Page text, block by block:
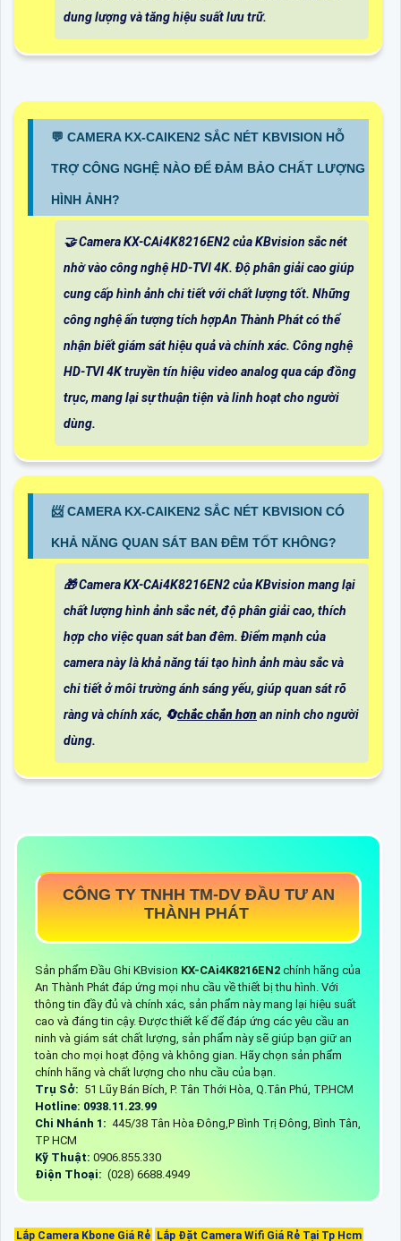
dung lượng và tăng hiệu suất lưu trữ.
️💬 CAMERA KX-CAIKEN2 SẮC NÉT KBVISION HỖ
TRỢ CÔNG NGHỆ NÀO ĐỂ ĐẢM BẢO CHẤT LƯỢNG
HÌNH ẢNH?
🤝 Camera KX-CAi4K8216EN2 của KBvision sắc nét
nhờ vào công nghệ HD-TVI 4K. Độ phân giải cao giúp
cung cấp hình ảnh chi tiết với chất lượng tốt. Những
công nghệ ấn tượng tích hợpAn Thành Phát có thể
nhận biết giám sát hiệu quả và chính xác. Công nghệ
HD-TVI 4K truyền tín hiệu video analog qua cáp đồng
trục, mang lại sự thuận tiện và linh hoạt cho người
dùng.
📨 CAMERA KX-CAIKEN2 SẮC NÉT KBVISION CÓ
KHẢ NĂNG QUAN SÁT BAN ĐÊM TỐT KHÔNG?
🎁 Camera KX-CAi4K8216EN2 của KBvision mang lại
chất lượng hình ảnh sắc nét, độ phân giải cao, thích
hợp cho việc quan sát ban đêm. Điểm mạnh của
camera này là khả năng tái tạo hình ảnh màu sắc và
chi tiết ở môi trường ánh sáng yếu, giúp quan sát rõ
ràng và chính xác, 🔄chắc chắn hơn an ninh cho người
dùng.
CÔNG TY TNHH TM-DV ĐẦU TƯ AN
THÀNH PHÁT
Sản phẩm Đầu Ghi KBvision KX-CAi4K8216EN2 chính hãng của
An Thành Phát đáp ứng mọi nhu cầu về thiết bị thu hình. Với
thông tin đầy đủ và chính xác, sản phẩm này mang lại hiệu suất
cao và đáng tin cậy. Được thiết kế để đáp ứng các yêu cầu an
ninh và giám sát chất lượng, sản phẩm này sẽ giúp bạn giữ an
toàn cho mọi hoạt động và không gian. Hãy chọn sản phẩm
chính hãng và chất lượng cho nhu cầu của bạn.
Trụ Sở: 51 Lũy Bán Bích, P. Tân Thới Hòa, Q.Tân Phú, TP.HCM
Hotline: 0938.11.23.99
Chi Nhánh 1: 445/38 Tân Hòa Đông,P Bình Trị Đông, Bình Tân,
TP HCM
Kỹ Thuật: 0906.855.330
Điện Thoại: (028) 6688.4949
Lắp Camera Kbone Giá Rẻ Lắp Đặt Camera Wifi Giá Rẻ Tại Tp Hcm